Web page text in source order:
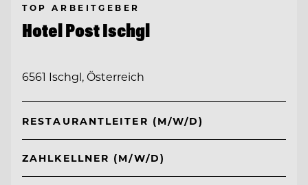
TOP ARBEITGEBER
Hotel Post Ischgl
6561 Ischgl, Österreich
RESTAURANTLEITER (M/W/D)
ZAHLKELLNER (M/W/D)